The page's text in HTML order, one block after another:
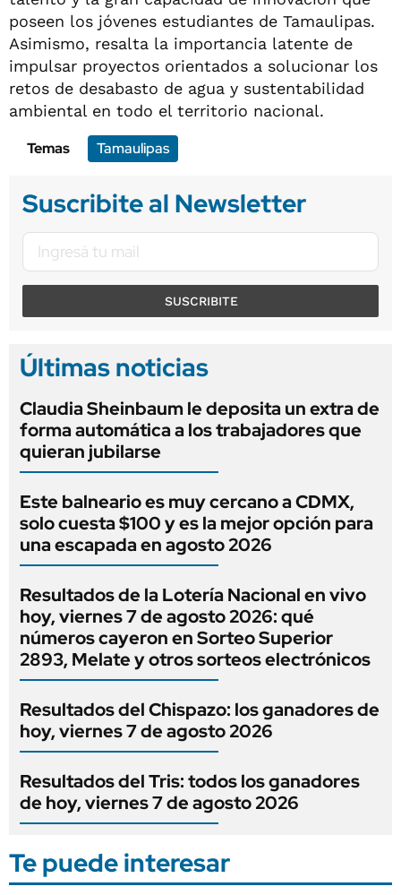
poseen los jóvenes estudiantes de Tamaulipas.
Asimismo, resalta la importancia latente de
impulsar proyectos orientados a solucionar los
retos de desabasto de agua y sustentabilidad
ambiental en todo el territorio nacional.
Temas
Tamaulipas
Suscribite al Newsletter
SUSCRIBITE
Últimas noticias
Claudia Sheinbaum le deposita un extra de
forma automática a los trabajadores que
quieran jubilarse
Este balneario es muy cercano a CDMX,
solo cuesta $100 y es la mejor opción para
una escapada en agosto 2026
Resultados de la Lotería Nacional en vivo
hoy, viernes 7 de agosto 2026: qué
números cayeron en Sorteo Superior
2893, Melate y otros sorteos electrónicos
Resultados del Chispazo: los ganadores de
hoy, viernes 7 de agosto 2026
Resultados del Tris: todos los ganadores
de hoy, viernes 7 de agosto 2026
Te puede interesar